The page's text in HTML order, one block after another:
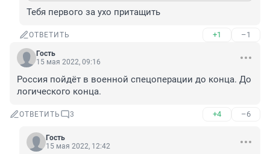
Тебя первого за ухо притащить
ОТВЕТИТЬ +1 –1
Гость
15 мая 2022, 09:16
Россия пойдёт в военной спецоперации до конца. До
логического конца.
ОТВЕТИТЬ 3 +4 –6
Гость
15 мая 2022, 12:42